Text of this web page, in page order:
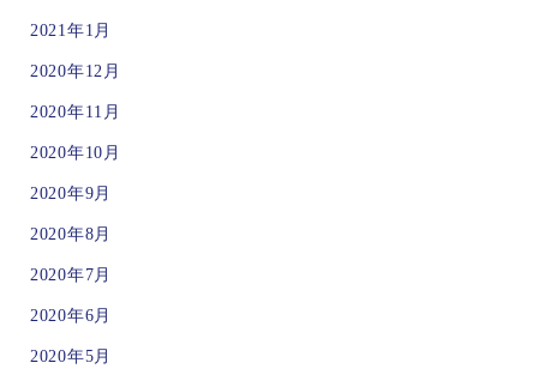
2021年1月
2020年12月
2020年11月
2020年10月
2020年9月
2020年8月
2020年7月
2020年6月
2020年5月